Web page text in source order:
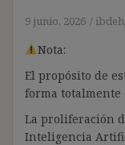
9 junio, 2026
Nota:
El propósito de
forma totalmente
La proliferación
Inteligencia